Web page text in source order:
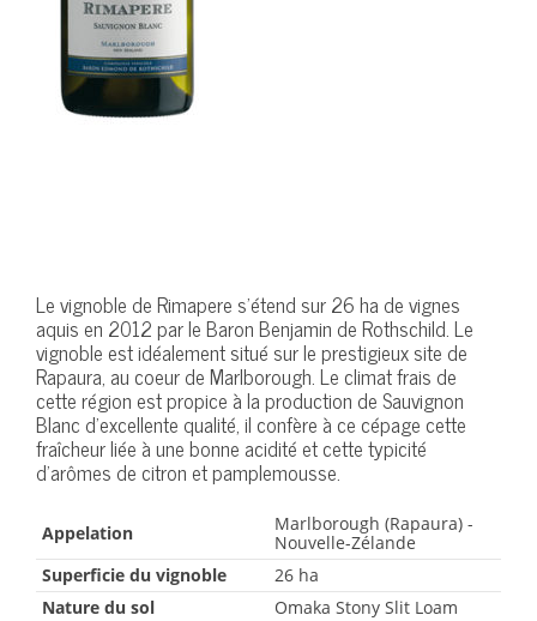
Le vignoble de Rimapere s’étend sur 26 ha de vignes
aquis en 2012 par le Baron Benjamin de Rothschild. Le
vignoble est idéalement situé sur le prestigieux site de
Rapaura, au coeur de Marlborough. Le climat frais de
cette région est propice à la production de Sauvignon
Blanc d’excellente qualité, il confère à ce cépage cette
fraîcheur liée à une bonne acidité et cette typicité
d’arômes de citron et pamplemousse.
Appelation
Marlborough (Rapaura) -
Nouvelle-Zélande
Superficie du vignoble
26 ha
Nature du sol
Omaka Stony Slit Loam